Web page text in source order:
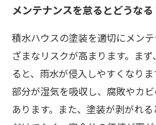
メンテナンスを怠るとどうな
積水ハウスの塗装を適切にメン
ざまなリスクが高まります。ま
ると、雨水が侵入しやすくなり
部分が湿気を吸収し、腐敗やカ
あります。また、塗装が剥がれ